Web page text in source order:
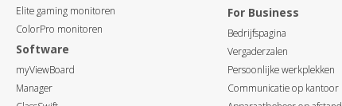
Elite gaming monitoren
ColorPro monitoren
Software
myViewBoard
Manager
For Business
Bedrijfspagina
Vergaderzalen
Persoonlijke werkplekken
Communicatie op kantoor